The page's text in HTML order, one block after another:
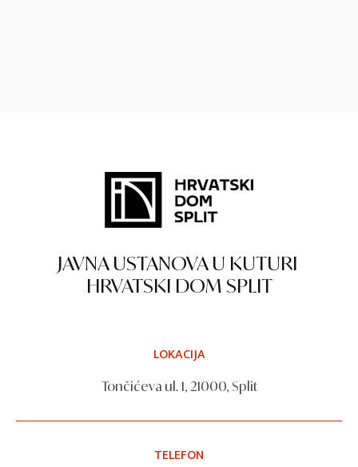
JAVNA USTANOVA U KUTURI
HRVATSKI DOM SPLIT
LOKACIJA
Tončićeva ul. 1, 21000, Split
TELEFON